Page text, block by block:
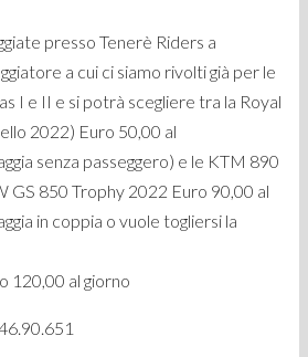
presso Tenerè Riders a
a cui ci siamo rivolti già per le
I e II e si potrà scegliere tra la Royal
2022) Euro 50,00 al
senza passeggero) e le KTM 890
850 Trophy 2022 Euro 90,00 al
in coppia o vuole togliersi la
120,00 al giorno